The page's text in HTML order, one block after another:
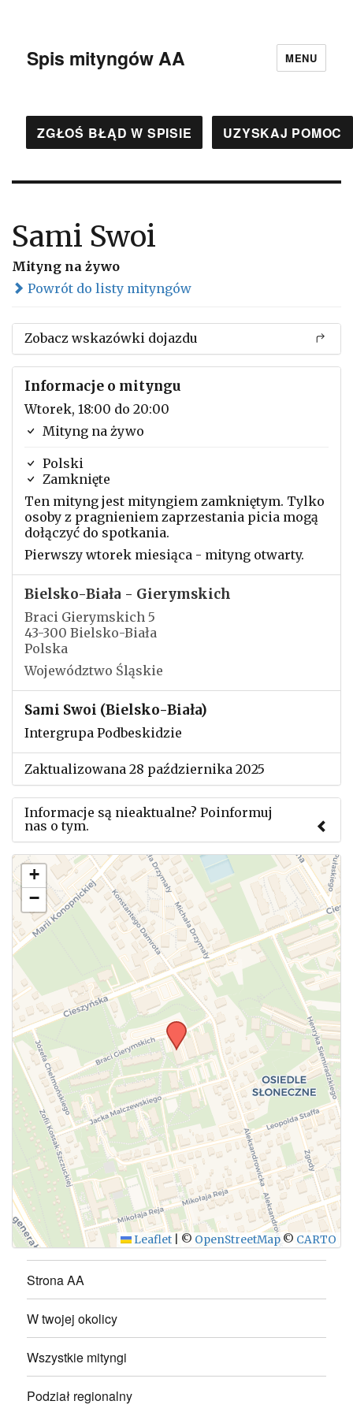
Spis mityngów AA MENU
ZGŁOŚ BŁĄD W SPISIE UZYSKAJ POMOC
Sami Swoi
Mityng na żywo
Powrót do listy mityngów
Zobacz wskazówki dojazdu
Informacje o mityngu
Wtorek, 18:00 do 20:00
Mityng na żywo
Polski
Zamknięte
Ten mityng jest mityngiem zamkniętym. Tylko
osoby z pragnieniem zaprzestania picia mogą
dołączyć do spotkania.
Pierwszy wtorek miesiąca - mityng otwarty.
Bielsko-Biała - Gierymskich
Braci Gierymskich 5
43-300 Bielsko-Biała
Polska
Województwo Śląskie
Sami Swoi (Bielsko-Biała)
Intergrupa Podbeskidzie
Zaktualizowana 28 października 2025
Informacje są nieaktualne? Poinformuj
nas o tym.
Użyj tego formularza aby przesłać informację o
zmianach w powyższym mityngu.
WYŚLIJ
+
−
Leaflet © OpenStreetMap © CARTO
Strona AA
W twojej okolicy
Wszystkie mityngi
Podział regionalny